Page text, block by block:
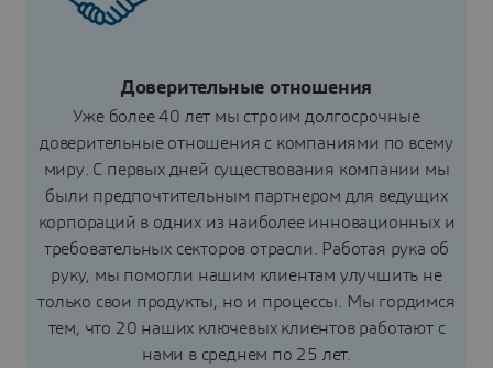
Доверительные отношения
Уже более 40 лет мы строим долгосрочные
доверительные отношения с компаниями по всему
миру. С первых дней существования компании мы
были предпочтительным партнером для ведущих
корпораций в одних из наиболее инновационных и
требовательных секторов отрасли. Работая рука об
руку, мы помогли нашим клиентам улучшить не
только свои продукты, но и процессы. Мы гордимся
тем, что 20 наших ключевых клиентов работают с
нами в среднем по 25 лет.